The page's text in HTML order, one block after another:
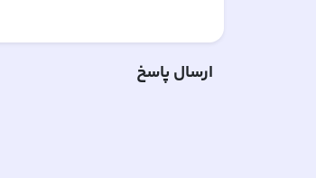
ارسال پاسخ